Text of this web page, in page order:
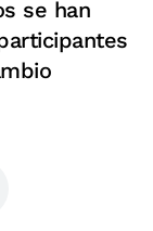
se han